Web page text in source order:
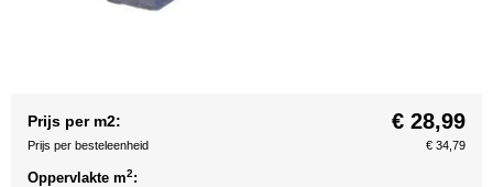
Prijs per m2: € 28,99
Prijs per besteleenheid € 34,79
Oppervlakte m2: